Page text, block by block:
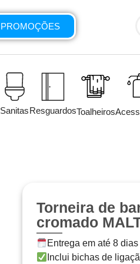
PROMOÇÕES
SanitasResguardosToalheiros
Torneira de
cromado
Entrega em até 8
Inclui bichas de